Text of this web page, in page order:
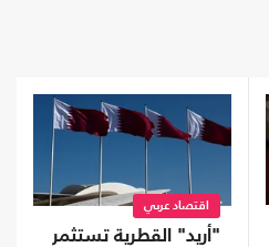
اقتصاد عربي
"أريد" القطرية تستثمر